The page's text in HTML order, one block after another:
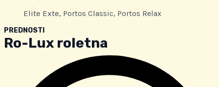
Elite Exte, Portos Classic, Portos Relax
PREDNOSTI
Ro-Lux roletna